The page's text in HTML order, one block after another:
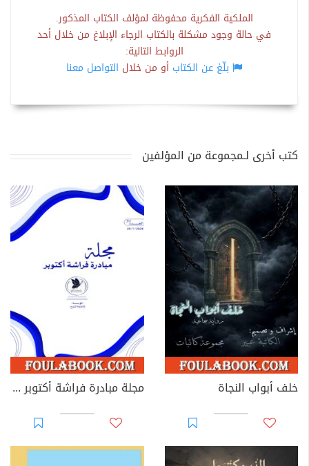
الملكية الفكرية محفوظة لمؤلف الكتاب المذكور.
في حالة وجود مشكلة بالكتاب الرجاء الإبلاغ من خلال أحد
الروابط التالية:
بلّغ عن الكتاب أو من خلال التواصل معنا
كتب أخرى لـمجموعة من المؤلفين
خلف أبواب النجاة مجلة مبادرة فراشة أكتوبر - العدد 39